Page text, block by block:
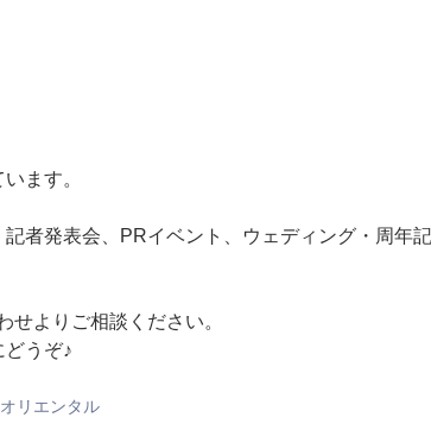
ます。
者発表会、PRイベント、ウェディング・周年
せよりご相談ください。
うぞ♪
リエンタル